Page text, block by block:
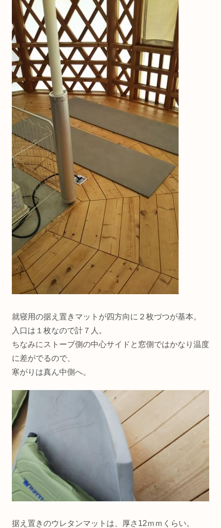
就寝用の据え置きマットが四方向に２枚づつが基本。
入口は１枚なので計７人。
ちなみにストーブ側の中心サイドと窓側ではかなり温度
に差がでるので、
寒がりは真ん中側へ。
据え置きのウレタンマットは、厚さ12ｍｍくらい。